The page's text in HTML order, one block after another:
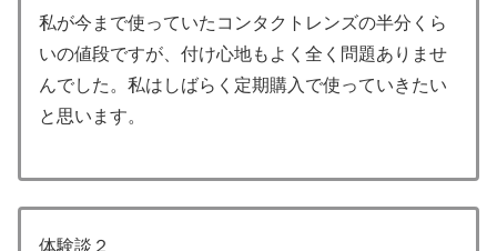
私が今まで使っていたコンタクトレンズの半分くら
いの値段ですが、付け心地もよく全く問題ありませ
んでした。私はしばらく定期購入で使っていきたい
と思います。
体験談２